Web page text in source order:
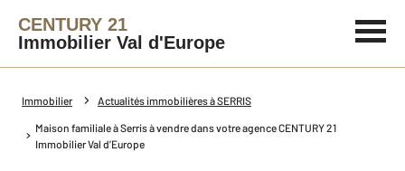
CENTURY 21
Immobilier Val d'Europe
Immobilier Actualités immobilières à SERRIS
Maison familiale à Serris à vendre dans votre agence CENTURY 21
Immobilier Val d’Europe